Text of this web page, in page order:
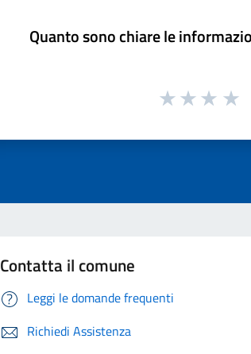
Quanto sono chiare le
Contatta il comune
Leggi le domande frequenti
Richiedi Assistenza